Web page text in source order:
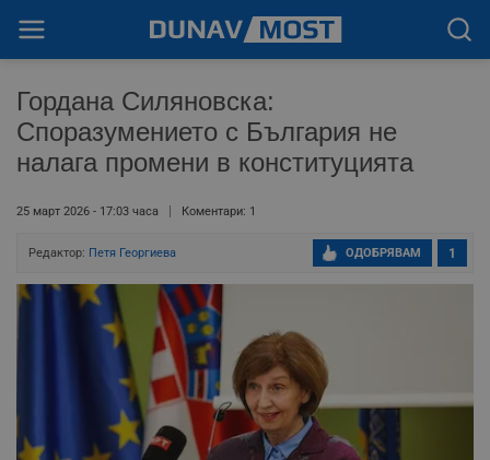
Гордана Силяновска:
Споразумението с България не
налага промени в конституцията
25 март 2026 - 17:03 часа Коментари: 1
Редактор: Петя Георгиева 1
ОДОБРЯВАМ